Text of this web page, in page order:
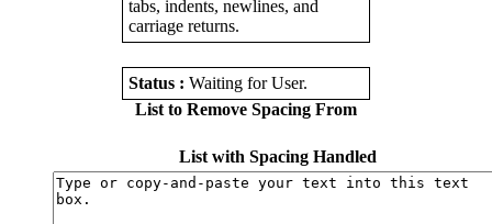
tabs, indents, newlines, and
carriage returns.
Status : Waiting for User.
List to Remove Spacing From
List with Spacing Handled